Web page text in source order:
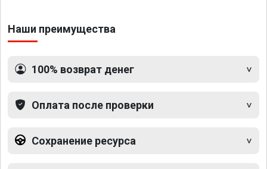
Наши преимущества
100% возврат денег
Оплата после проверки
Сохранение ресурса